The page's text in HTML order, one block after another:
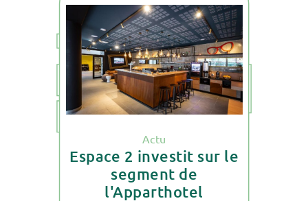
Actu
Espace 2 investit sur le
segment de
l'Apparthotel